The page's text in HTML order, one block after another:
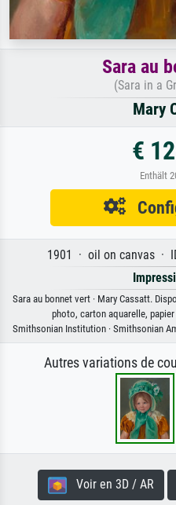
Sara au
(Sara in a
Mary
€
Enthält
1901 · oil on canvas ·
Sara au bonnet vert · Mary Cassatt.
photo, carton aquarelle,
Smithsonian Institution · Smithsonian
Autres variations de
Voir en 3D / AR